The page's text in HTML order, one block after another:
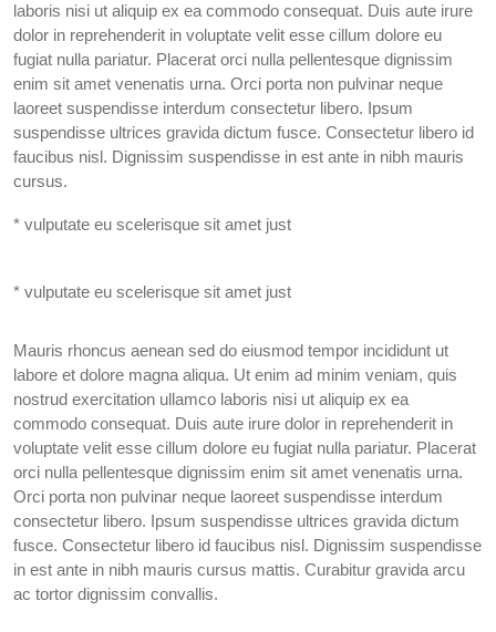
laboris nisi ut aliquip ex ea commodo consequat. Duis aute irure
dolor in reprehenderit in voluptate velit esse cillum dolore eu
fugiat nulla pariatur. Placerat orci nulla pellentesque dignissim
enim sit amet venenatis urna. Orci porta non pulvinar neque
laoreet suspendisse interdum consectetur libero. Ipsum
suspendisse ultrices gravida dictum fusce. Consectetur libero id
faucibus nisl. Dignissim suspendisse in est ante in nibh mauris
cursus.
* vulputate eu scelerisque sit amet just
* vulputate eu scelerisque sit amet just
Mauris rhoncus aenean sed do eiusmod tempor incididunt ut
labore et dolore magna aliqua. Ut enim ad minim veniam, quis
nostrud exercitation ullamco laboris nisi ut aliquip ex ea
commodo consequat. Duis aute irure dolor in reprehenderit in
voluptate velit esse cillum dolore eu fugiat nulla pariatur. Placerat
orci nulla pellentesque dignissim enim sit amet venenatis urna.
Orci porta non pulvinar neque laoreet suspendisse interdum
consectetur libero. Ipsum suspendisse ultrices gravida dictum
fusce. Consectetur libero id faucibus nisl. Dignissim suspendisse
in est ante in nibh mauris cursus mattis. Curabitur gravida arcu
ac tortor dignissim convallis.